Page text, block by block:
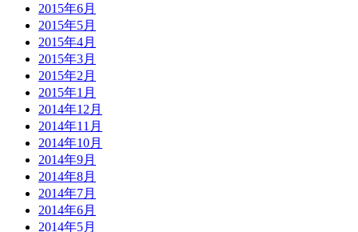
2015年6月
2015年5月
2015年4月
2015年3月
2015年2月
2015年1月
2014年12月
2014年11月
2014年10月
2014年9月
2014年8月
2014年7月
2014年6月
2014年5月